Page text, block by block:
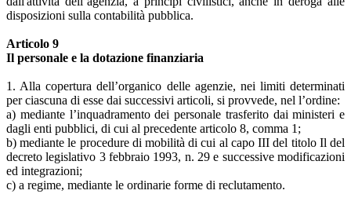
disposizioni sulla contabilità pubblica.
Articolo 9
Il personale e la dotazione finanziaria
1. Alla copertura dell’organico delle agenzie, nei limiti determinati
per ciascuna di esse dai successivi articoli, si provvede, nel l’ordine:
a) mediante l’inquadramento dei personale trasferito dai ministeri e
dagli enti pubblici, di cui al precedente articolo 8, comma 1;
b) mediante le procedure di mobilità di cui al capo III del titolo Il del
decreto legislativo 3 febbraio 1993, n. 29 e successive modificazioni
ed integrazioni;
c) a regime, mediante le ordinarie forme di reclutamento.